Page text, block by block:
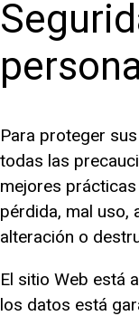
Para proteger
todas las
mejores
pérdida, mal uso,
alteración o
El sitio Web está
los datos está